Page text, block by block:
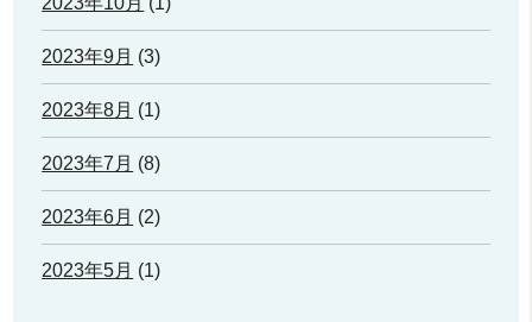
2023年9月 (3)
2023年8月 (1)
2023年7月 (8)
2023年6月 (2)
2023年5月 (1)